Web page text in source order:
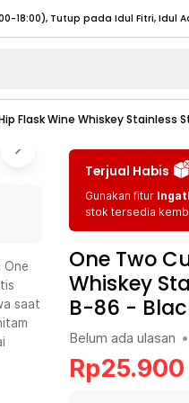
- 20:00), Tutup pada Idul Fitri
(08:00 - 17:00) Selengkapnya
(08:00 - 17:00) Selengkapnya
20:00), Tutup pada Idul Fitri
20:00), Tutup pada Idul Fitri
- 20:00), Tutup pada Idul Fitri
(08:00 - 17:00) Selengkapnya
(08:00 - 17:00) Selengkapnya
Flask Wine Whiskey Stainless
One
saat
Terjual Habis
Gunakan fitur
stok tersedia
One Two
Whiskey
B-86 -
Belum ada ulasan •
Rp25.900